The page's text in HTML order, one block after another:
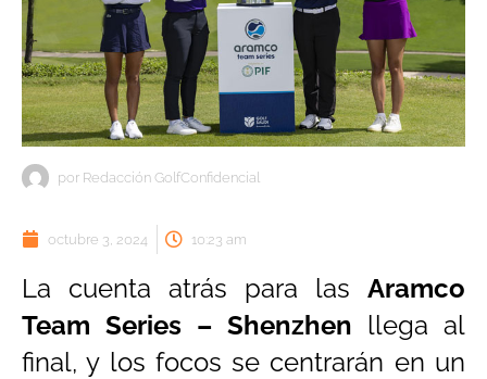
por Redacción GolfConfidencial
octubre 3, 2024 10:23 am
La cuenta atrás para las Aramco
Team Series – Shenzhen llega al
final, y los focos se centrarán en un